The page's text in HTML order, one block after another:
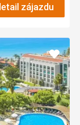
zájazdu
Pridať
do